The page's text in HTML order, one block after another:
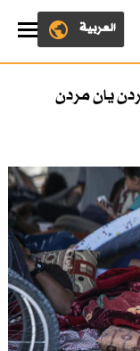
العربية
یان مردن